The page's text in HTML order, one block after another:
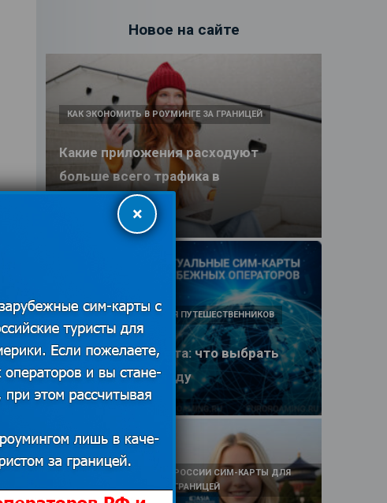
Новое на сайте
Какие приложения расходуют
больше всего трафика в
путешествии
КАК ЭКОНОМИТЬ В РОУМИНГЕ ЗА ГРАНИЦЕЙ
25.06.2026
eSIM или SIM-карта: что выбрать
туристу в 2026 году
ПОЛЕЗНЫЕ ОБЗОРЫ ДЛЯ ПУТЕШЕСТВЕННИКОВ
25.06.2026
КАК И У КОГО КУПИТЬ В РОССИИ СИМ-КАРТЫ ДЛЯ
ИНТЕРНЕТА И СВЯЗИ ЗА ГРАНИЦЕЙ
×